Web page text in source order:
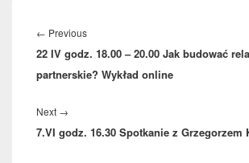
wpisu
← PreviousPrevious
post:
22 IV godz. 18.00 – 20.00 Jak budować
partnerskie? Wykład online
Next →
post:
7.VI godz. 16.30 Spotkanie z Grzegorzem